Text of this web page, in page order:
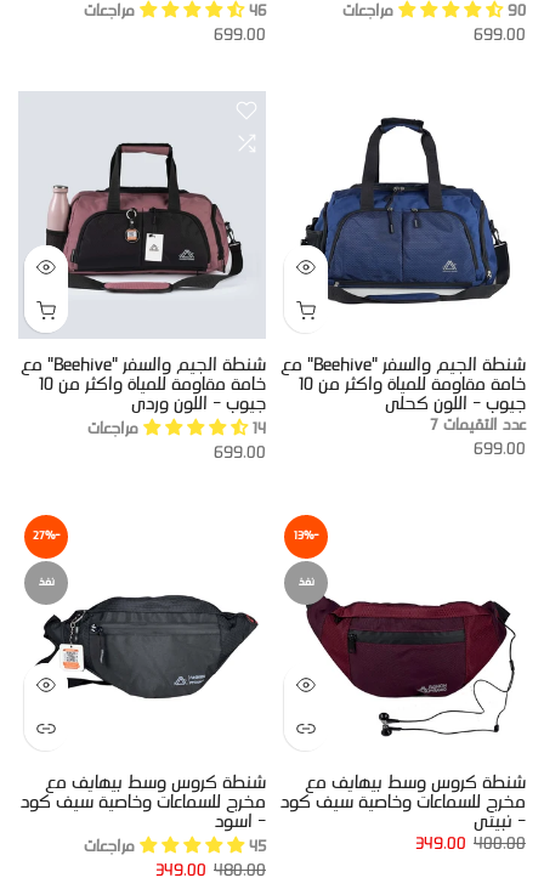
90 مراجعات
699.00
46 مراجعات
699.00
شنطة الجيم والسفر "Beehive" مع
خامة مقاومة للمياة واكثر من 10
جيوب - اللون كحلى
عدد التقيمات 7
699.00
شنطة الجيم والسفر "Beehive" مع
خامة مقاومة للمياة واكثر من 10
جيوب - اللون وردى
14 مراجعات
699.00
-13%
نفذ
شنطة كروس وسط بيهايف مع
مخرج للسماعات وخاصية سيف كود
- نبيتى
400.00
349.00
-27%
نفذ
شنطة كروس وسط بيهايف مع
مخرج للسماعات وخاصية سيف كود
- اسود
45 مراجعات
480.00
349.00